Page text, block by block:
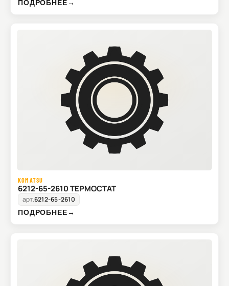
ПОДРОБНЕЕ→
KOMATSU
6212-65-2610 ТЕРМОСТАТ
арт.6212-65-2610
ПОДРОБНЕЕ→